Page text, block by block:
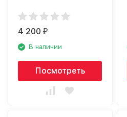
4 200₽
В наличии
Посмотреть